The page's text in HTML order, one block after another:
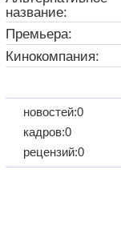
название:
Премьера:
Кинокомпания:
новостей:0
кадров:0
рецензий:0